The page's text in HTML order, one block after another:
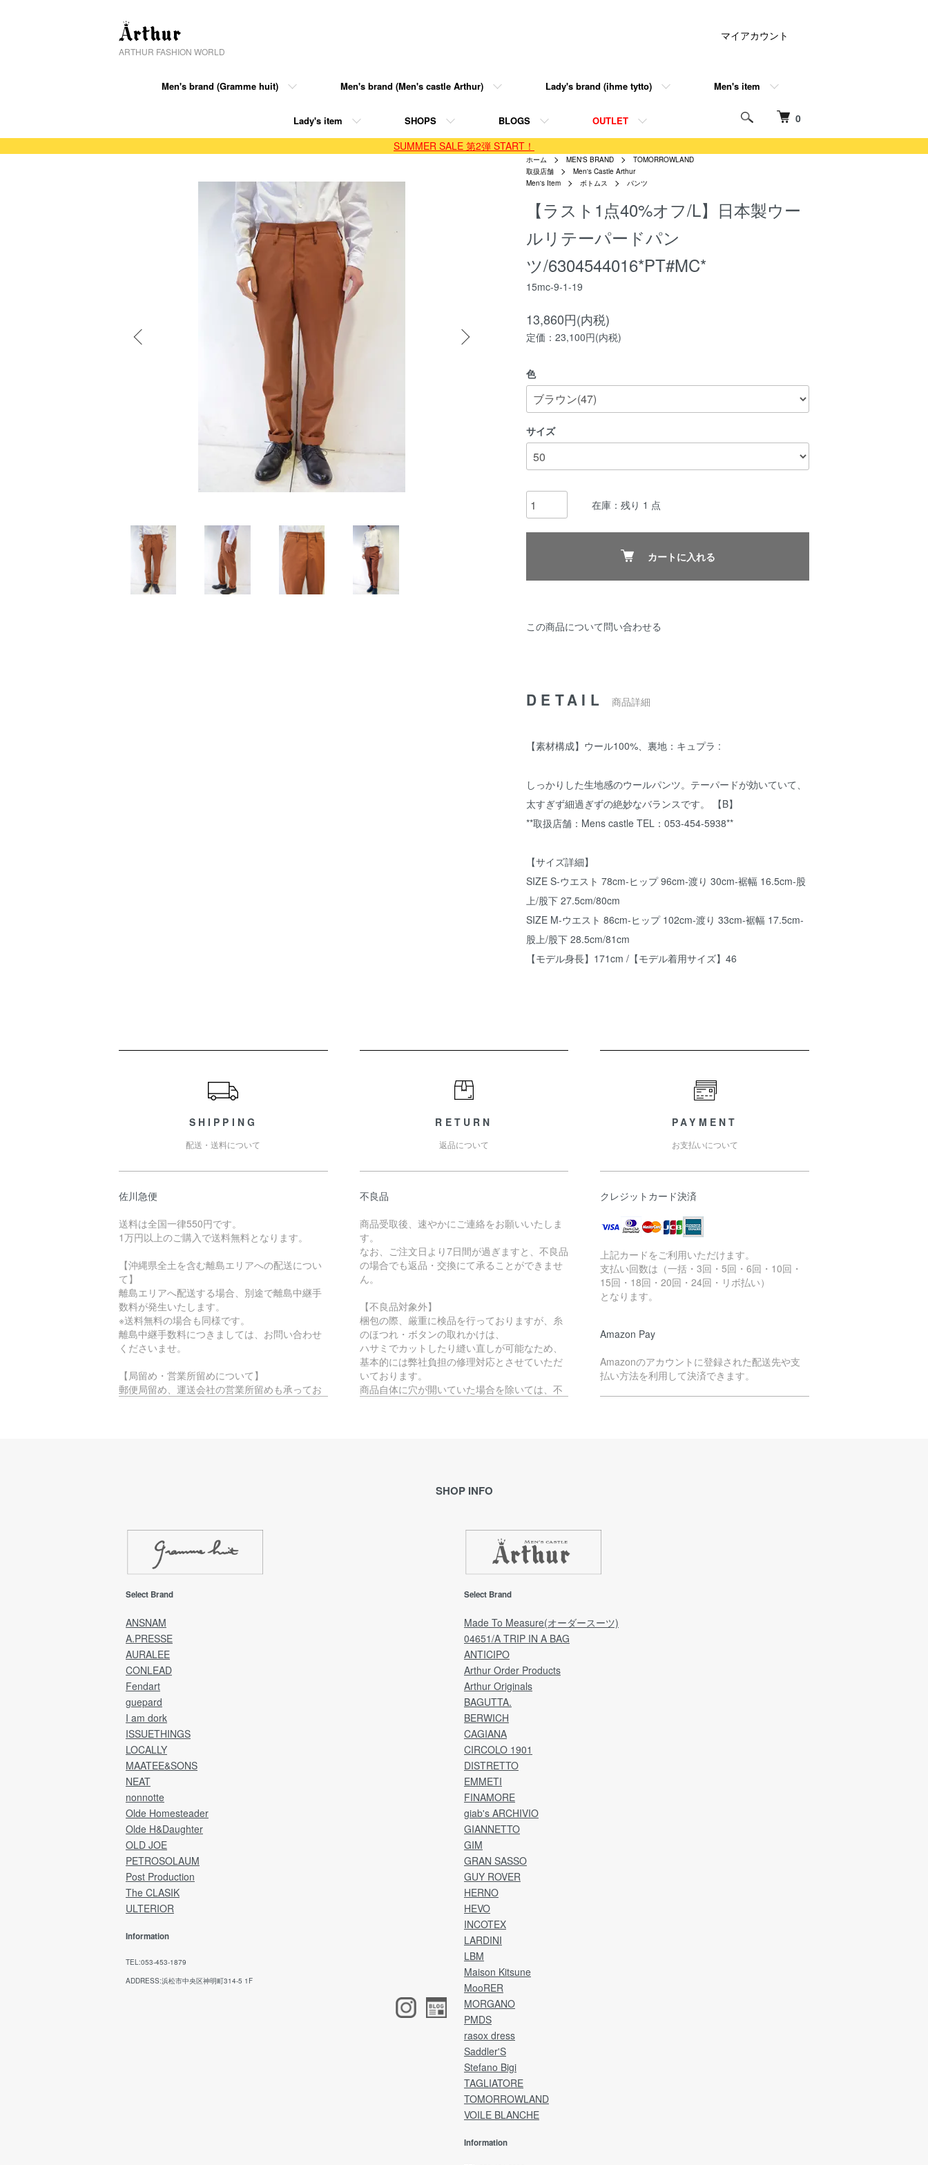
ARTHUR FASHION WORLD
0
Men's brand (Gramme huit) Men's brand (Men's castle Arthur) Lady's brand (ihme tytto) Men's item
Lady's item SHOPS BLOGS OUTLET
マイアカウント
SUMMER SALE 第2弾 START！
ホーム MEN'S BRAND
TOMORROWLAND
取扱店舗
Men's Castle Arthur
Men's Item
ボトムス パンツ
【ラスト1点40%オフ/L】日本製ウー
ルリテーパードパン
ツ/6304544016*PT#MC*
15mc-9-1-19
13,860円(内税)
定価：23,100円(内税)
色
サイズ
在庫：残り 1 点
カートに入れる
この商品について問い合わせる
DETAIL商品詳細
【素材構成】ウール100%、裏地：キュプラ :
しっかりした生地感のウールパンツ。テーパードが効いていて、
太すぎず細過ぎずの絶妙なバランスです。 【B】
**取扱店舗：Mens castle TEL：053-454-5938**
【サイズ詳細】
SIZE S-ウエスト 78cm-ヒップ 96cm-渡り 30cm-裾幅 16.5cm-股
上/股下 27.5cm/80cm
SIZE M-ウエスト 86cm-ヒップ 102cm-渡り 33cm-裾幅 17.5cm-
股上/股下 28.5cm/81cm
【モデル身長】171cm /【モデル着用サイズ】46
SHIPPING
配送・送料について
佐川急便
送料は全国一律550円です。
1万円以上のご購入で送料無料となります。
【沖縄県全土を含む離島エリアへの配送につい
て】
離島エリアへ配送する場合、別途で離島中継手
数料が発生いたします。
※送料無料の場合も同様です。
離島中継手数料につきましては、お問い合わせ
くださいませ。
【局留め・営業所留めについて】
郵便局留め、運送会社の営業所留めも承ってお
ご迷惑をおかけしますが、何卒ご理解賜ります
ようお願い申し上げます。
送方法です。
発送完了後、カード決済金額に送料を追加した
金額にて、ご請求させていただきます。
※送料は全商品発生し「宛先国・サイズ・重量」
によって異なります。
Delivery will be by EMS and payment will be by
credit card.
After the product has been shipped,
you will be charged the product price plus
shipping costs.
[Returns and refunds]
We cannot accept returns, exchanges, or
refunds after the product has been shipped.
→ Japan Post Website
RETURN
返品について
不良品
商品受取後、速やかにご連絡をお願いいたしま
す。
なお、ご注文日より7日間が過ぎますと、不良品
の場合でも返品・交換にて承ることができませ
ん。
【不良品対象外】
梱包の際、厳重に検品を行っておりますが、糸
のほつれ・ボタンの取れかけは、
ハサミでカットしたり縫い直しが可能なため、
基本的には弊社負担の修理対応とさせていただ
いております。
商品自体に穴が開いていた場合を除いては、不
品・交換は承ることができません。
返品・交換をご希望の場合「ご注文日」から7日
(ご予約品は「商品受取日」から7日以内にご連
※弊社理由による発送遅れの場合は「商品受取
日」より7日間が期限となります。
日時指定により、受取日を延長される場合は
「ご注文日」より7日間が期限のため、
指定日によっては、不良品の場合でも返品・交
換が不可となっております。
ご理解のうえ、ご選択くださいますよう何卒お
※なお、過度に返品・交換が多いお客様につきま
こちらの判断で次回からのご注文をお断りさせ
ていただくことがございます。
弊社より返送先の住所をご連絡いたします。
メールをご確認のうえ、2日以内にご返送をお願
※ご事情により期限以内に返送手続きが難しい場
合は、ご連絡をお願いいたします。
発送は宅急便、またはゆうパックにてお願いい
(※レターパックはご利用いただけません。)
商品タグ・その他付属品は、外さずそのままの
状態で梱包してください。
香水や洗剤の匂い、着用感がみられた場合は、
返品・交換はお受けいたしかねます。
梱包に不備がある場合は、お受け取りできない
恐れ入りますが、予めご了承くださいませ。
PAYMENT
お支払いについて
クレジットカード決済
上記カードをご利用いただけます。
支払い回数は（一括・3回・5回・6回・10回・
15回・18回・20回・24回・リボ払い）
となります。
Amazon Pay
Amazonのアカウントに登録された配送先や支
払い方法を利用して決済できます。
回以降のご注文をお断りさせていただく場合が
願い申し上げます。
SHOP INFO
Select Brand
ANSNAM
A.PRESSE
AURALEE
CONLEAD
Fendart
guepard
I am dork
ISSUETHINGS
LOCALLY
MAATEE&SONS
NEAT
nonnotte
Olde Homesteader
Olde H&Daughter
OLD JOE
PETROSOLAUM
Post Production
The CLASIK
ULTERIOR
Information
TEL:053-453-1879
ADDRESS:浜松市中央区神明町314-5 1F
Select Brand
Made To Measure(オーダースーツ)
04651/A TRIP IN A BAG
ANTICIPO
Arthur Order Products
Arthur Originals
BAGUTTA.
BERWICH
CAGIANA
CIRCOLO 1901
DISTRETTO
EMMETI
FINAMORE
giab's ARCHIVIO
GIANNETTO
GIM
GRAN SASSO
GUY ROVER
HERNO
HEVO
INCOTEX
LARDINI
LBM
Maison Kitsune
MooRER
MORGANO
PMDS
rasox dress
Saddler'S
Stefano Bigi
TAGLIATORE
TOMORROWLAND
VOILE BLANCHE
Information